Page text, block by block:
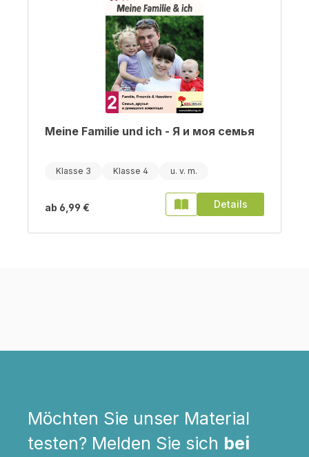
Meine Familie und ich - Я и моя семья
Klasse 3 Klasse 4
ab 6,99 € Details
Möchten Sie unser Material
testen? Melden Sie sich bei